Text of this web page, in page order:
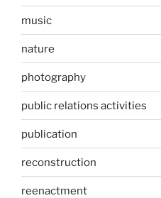
music
nature
photography
public relations activities
publication
reconstruction
reenactment